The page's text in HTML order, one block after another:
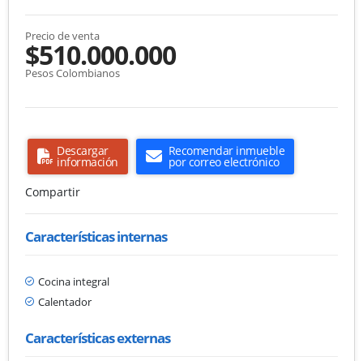
Precio de venta
$510.000.000
Pesos Colombianos
Descargar
información
Recomendar inmueble
por correo electrónico
Compartir
Características internas
Cocina integral
Calentador
Características externas